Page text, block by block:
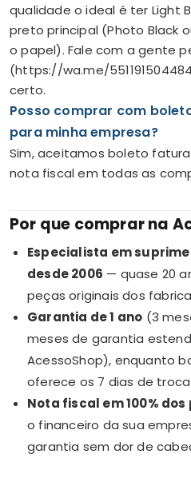
qualidade o ideal é ter Light
preto principal (Photo Black
o papel). Fale com a gente
(https://wa.me/
certo.
Posso comprar com
para minha empresa?
Sim, aceitamos boleto
nota fiscal em todas as
Por que comprar na
Especialista em
desde 2006 — quase 20
peças originais dos
Garantia de 1 ano (3
meses de garantia
AcessoShop), enquanto
oferece os 7 dias de troca
Nota fiscal em 100%
o financeiro da sua
garantia sem dor de